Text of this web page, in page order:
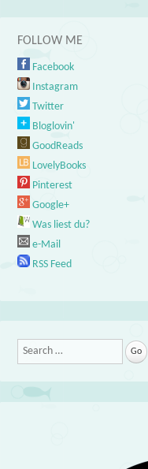
FOLLOW ME
Facebook
Instagram
Twitter
Bloglovin'
GoodReads
LovelyBooks
Pinterest
Google+
Was liest du?
e-Mail
RSS Feed
Search